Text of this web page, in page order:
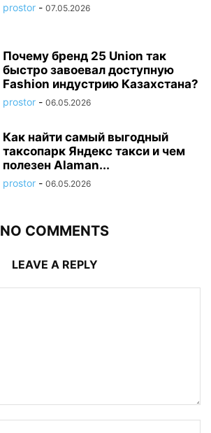
prostor - 07.05.2026
Почему бренд 25 Union так
быстро завоевал доступную
Fashion индустрию Казахстана?
prostor - 06.05.2026
Как найти самый выгодный
таксопарк Яндекс такси и чем
полезен Alaman...
prostor - 06.05.2026
NO COMMENTS
LEAVE A REPLY